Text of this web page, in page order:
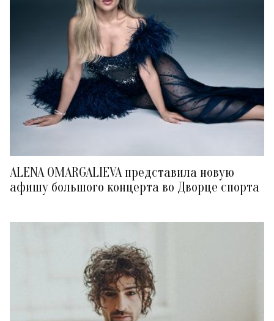
ALENA OMARGALIEVA представила новую
афишу большого концерта во Дворце спорта